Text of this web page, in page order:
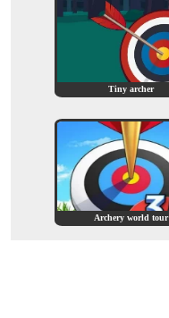
Tiny archer
Archery world tour